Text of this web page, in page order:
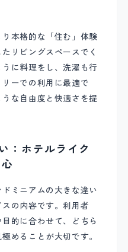
本格的な「住む」体験
リビングスペースでく
に料理をし、洗濯も行
ーでの利用に最適で
な自由度と快適さを提
：ホテルライク
ミニアムの大きな違い
の内容です。利用者
的に合わせて、どちら
めることが大切です。